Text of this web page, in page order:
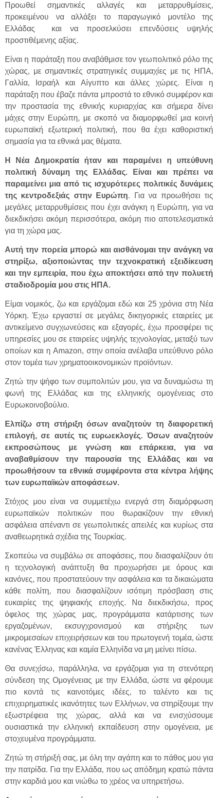
Προωθεί σημαντικές αλλαγές και μεταρρυθμίσεις,
προκειμένου να αλλάξει το παραγωγικό μοντέλο της
Ελλάδας και να προσελκύσει επενδύσεις υψηλής
προστιθέμενης αξίας.
Είναι η παράταξη που αναβάθμισε τον γεωπολιτικό ρόλο της
χώρας, με σημαντικές στρατηγικές συμμαχίες με τις ΗΠΑ,
Γαλλία, Ισραήλ και Αίγυπτο και άλλες χώρες. Είναι η
παράταξη που έβαζε πάντα μπροστά το εθνικό συμφέρον και
την προστασία της εθνικής κυριαρχίας και σήμερα δίνει
μάχες στην Ευρώπη, με σκοπό να διαμορφωθεί μια κοινή
ευρωπαϊκή εξωτερική πολιτική, που θα έχει καθοριστική
σημασία για τα εθνικά μας θέματα.
Η Νέα Δημοκρατία ήταν και παραμένει η υπεύθυνη
πολιτική δύναμη της Ελλάδας. Είναι και πρέπει να
παραμείνει μια από τις ισχυρότερες πολιτικές δυνάμεις
της κεντροδεξιάς στην Ευρώπη. Για να προωθήσει τις
μεγάλες μεταρρυθμίσεις που έχει ανάγκη η Ευρώπη, για να
διεκδικήσει ακόμη περισσότερα, ακόμη πιο αποτελεσματικά
για τη χώρα μας.
Αυτή την πορεία μπορώ και αισθάνομαι την ανάγκη να
στηρίξω, αξιοποιώντας την τεχνοκρατική εξειδίκευση
και την εμπειρία, που έχω αποκτήσει από την πολυετή
σταδιοδρομία μου στις ΗΠΑ.
Είμαι νομικός, ζω και εργάζομαι εδώ και 25 χρόνια στη Νέα
Υόρκη. Έχω εργαστεί σε μεγάλες δικηγορικές εταιρείες με
αντικείμενο συγχωνεύσεις και εξαγορές, έχω προσφέρει τις
υπηρεσίες μου σε εταιρείες υψηλής τεχνολογίας, μεταξύ των
οποίων και η Amazon, στην οποία ανέλαβα υπεύθυνο ρόλο
στον τομέα των χρηματοοικονομικών προϊόντων.
Ζητώ την ψήφο των συμπολιτών μου, για να δυναμώσω τη
φωνή της Ελλάδας και της ελληνικής ομογένειας στο
Ευρωκοινοβούλιο.
Ελπίζω στη στήριξη όσων αναζητούν τη διαφορετική
επιλογή, σε αυτές τις ευρωεκλογές. Όσων αναζητούν
εκπροσώπους με γνώση και επάρκεια, για να
αναβαθμίσουν την παρουσία της Ελλάδας και να
προωθήσουν τα εθνικά συμφέροντα στα κέντρα λήψης
των ευρωπαϊκών αποφάσεων.
Στόχος μου είναι να συμμετέχω ενεργά στη διαμόρφωση
ευρωπαϊκών πολιτικών που θωρακίζουν την εθνική
ασφάλεια απέναντι σε γεωπολιτικές απειλές και κυρίως στα
αναθεωρητικά σχέδια της Τουρκίας.
Σκοπεύω να συμβάλω σε αποφάσεις, που διασφαλίζουν ότι
η τεχνολογική ανάπτυξη θα προχωρήσει με όρους και
κανόνες, που προστατεύουν την ασφάλεια και τα δικαιώματα
κάθε πολίτη, που διασφαλίζουν ισότιμη πρόσβαση στις
ευκαιρίες της ψηφιακής εποχής. Να διεκδικήσω, προς
όφελος της χώρας μας, προγράμματα κατάρτισης των
εργαζομένων, εκσυγχρονισμού και στήριξης των
μικρομεσαίων επιχειρήσεων και του πρωτογενή τομέα, ώστε
κανένας Έλληνας και καμία Ελληνίδα να μη μείνει πίσω.
Θα συνεχίσω, παράλληλα, να εργάζομαι για τη στενότερη
σύνδεση της Ομογένειας με την Ελλάδα, ώστε να φέρουμε
πιο κοντά τις καινοτόμες ιδέες, το ταλέντο και τις
επιχειρηματικές ικανότητες των Ελλήνων, να στηρίξουμε την
εξωστρέφεια της χώρας, αλλά και να ενισχύσουμε
ουσιαστικά την ελληνική εκπαίδευση στην ομογένεια, με
στοχευμένα προγράμματα.
Ζητώ τη στήριξή σας, με όλη την αγάπη και το πάθος μου για
την πατρίδα. Για την Ελλάδα, που ως απόδημη κρατώ πάντα
στην καρδιά μου και νιώθω το χρέος να υπηρετήσω.